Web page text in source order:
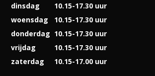
dinsdag
10.15-17.30 uur
woensdag
10.15-17.30 uur
donderdag 10.15-17.30 uur
vrijdag
10.15-17.30 uur
zaterdag
10.15-17.00 uur